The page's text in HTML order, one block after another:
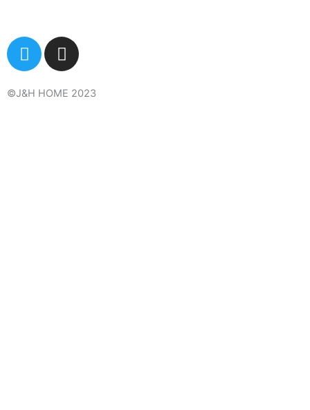
T
w
t
I
n
t
©︎J&H HOME 2023